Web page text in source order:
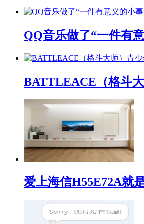
QQ音乐做了“一件有
BATTLEACE（格斗
爱上海信H55E72A就